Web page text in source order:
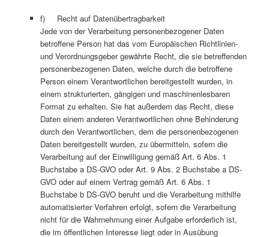
f) Recht auf Datenübertragbarkeit
Jede von der Verarbeitung personenbezogener Daten
betroffene Person hat das vom Europäischen Richtlinien-
und Verordnungsgeber gewährte Recht, die sie betreffenden
personenbezogenen Daten, welche durch die betroffene
Person einem Verantwortlichen bereitgestellt wurden, in
einem strukturierten, gängigen und maschinenlesbaren
Format zu erhalten. Sie hat außerdem das Recht, diese
Daten einem anderen Verantwortlichen ohne Behinderung
durch den Verantwortlichen, dem die personenbezogenen
Daten bereitgestellt wurden, zu übermitteln, sofern die
Verarbeitung auf der Einwilligung gemäß Art. 6 Abs. 1
Buchstabe a DS-GVO oder Art. 9 Abs. 2 Buchstabe a DS-
GVO oder auf einem Vertrag gemäß Art. 6 Abs. 1
Buchstabe b DS-GVO beruht und die Verarbeitung mithilfe
automatisierter Verfahren erfolgt, sofern die Verarbeitung
nicht für die Wahrnehmung einer Aufgabe erforderlich ist,
die im öffentlichen Interesse liegt oder in Ausübung